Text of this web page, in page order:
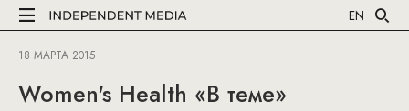
EN
18 МАРТА 2015
Women's Health «В теме»